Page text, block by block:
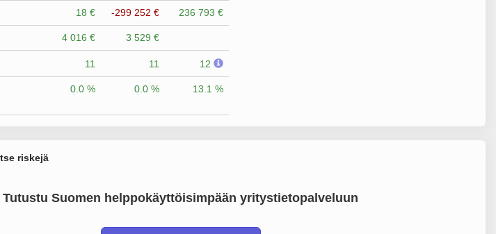
18 € -299 252 € 236 793 €
4 016 € 3 529 €
11 11 12
0.0 % 0.0 % 13.1 %
riskejä
Tutustu Suomen helppokäyttöisimpään yritystietopalveluun